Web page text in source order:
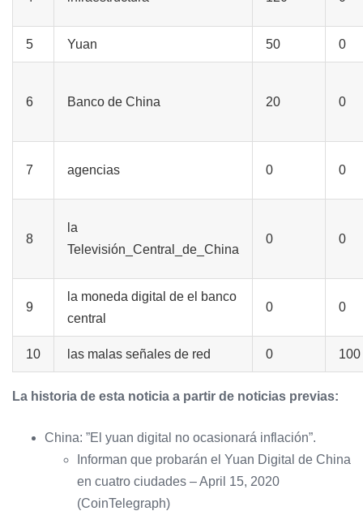
5 Yuan 50 0
6 Banco de China 20 0
7 agencias 0 0
8
la
Televisión_Central_de_China
0 0
9
la moneda digital de el banco
central
0 0
10 las malas señales de red 0 100
La historia de esta noticia a partir de noticias previas:
China: ”El yuan digital no ocasionará inflación”.
Informan que probarán el Yuan Digital de China
en cuatro ciudades – April 15, 2020
(CoinTelegraph)